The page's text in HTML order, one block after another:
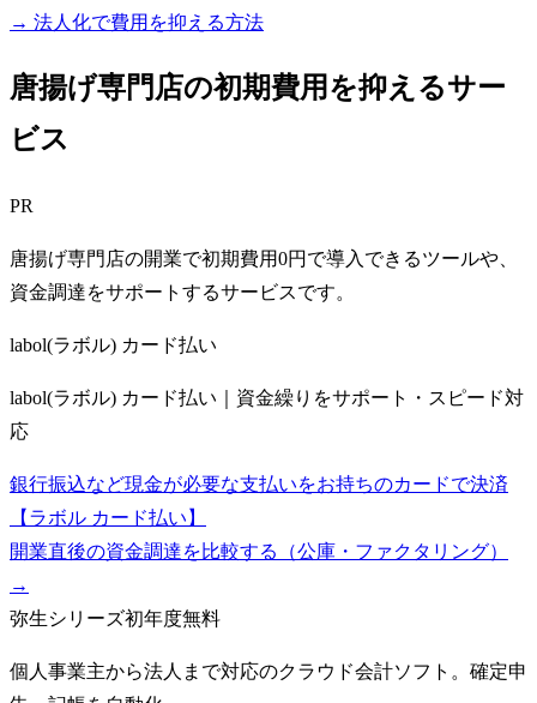
→ 法人化で費用を抑える方法
唐揚げ専門店の初期費用を抑えるサー
ビス
PR
唐揚げ専門店の開業で初期費用0円で導入できるツールや、
資金調達をサポートするサービスです。
labol(ラボル) カード払い
labol(ラボル) カード払い｜資金繰りをサポート・スピード対
応
銀行振込など現金が必要な支払いをお持ちのカードで決済
【ラボル カード払い】
開業直後の資金調達を比較する（公庫・ファクタリング）
→
弥生シリーズ初年度無料
個人事業主から法人まで対応のクラウド会計ソフト。確定申